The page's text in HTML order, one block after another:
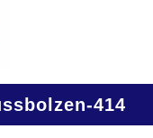
414